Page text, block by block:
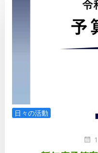
日々の活動